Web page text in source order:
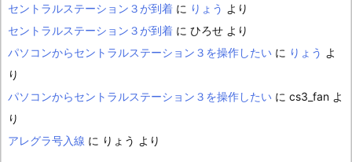
セントラルステーション３が到着 に りょう より
セントラルステーション３が到着 に ひろせ より
パソコンからセントラルステーション３を操作したい に りょう よ
り
パソコンからセントラルステーション３を操作したい に cs3_fan よ
り
アレグラ号入線 に りょう より